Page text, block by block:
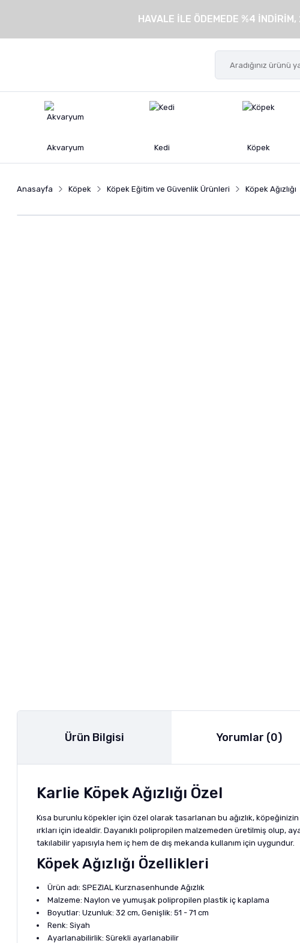
HAVALE İLE ÖDEMEDE %4
Akvaryum Kedi Köpek
Anasayfa Köpek Köpek Eğitim ve Güvenlik Ürünleri Köpek Ağızlığı
Ürün Bilgisi Yorumlar (0)
Karlie Köpek Ağızlığı Özel
Kısa burunlu köpekler için özel olarak tasarlanan bu ağızlık,
ırkları için idealdir. Dayanıklı polipropilen malzemeden üretilmiş olup,
takılabilir yapısıyla hem iç hem de dış mekanda kullanım için uygundur.
Köpek Ağızlığı Özellikleri
Ürün adı: SPEZIAL Kurznasenhunde Ağızlık
Malzeme: Naylon ve yumuşak polipropilen plastik iç kaplama
Boyutlar: Uzunluk: 32 cm, Genişlik: 51 - 71 cm
Renk: Siyah
Ayarlanabilirlik: Sürekli ayarlanabilir